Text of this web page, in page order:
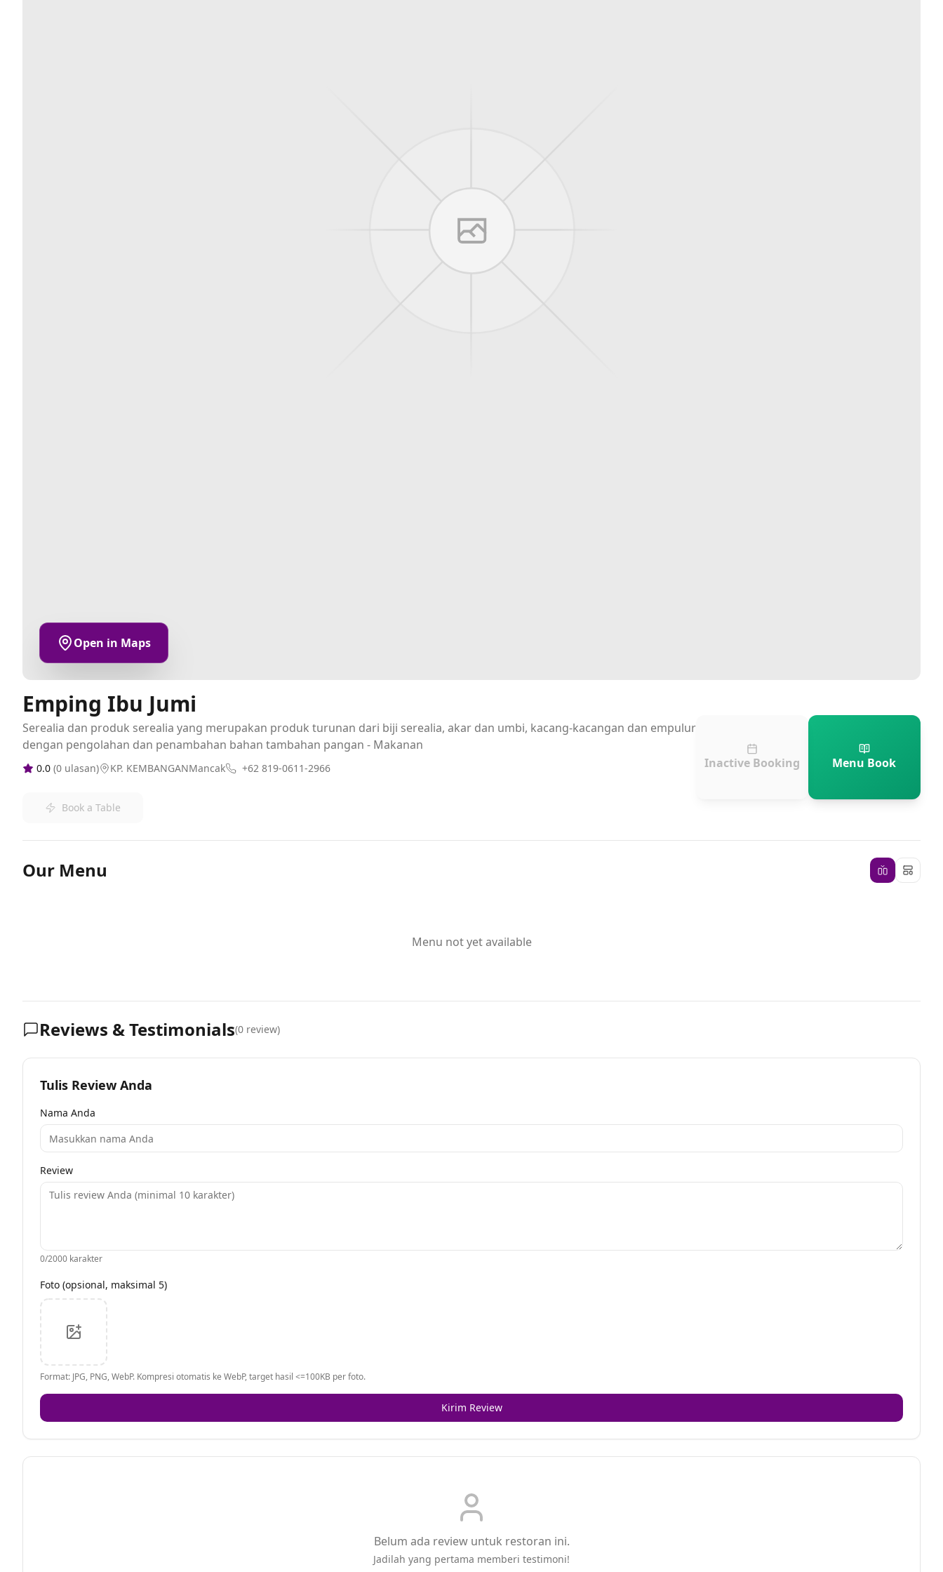
Open in Maps
Emping Ibu Jumi
Serealia dan produk serealia yang merupakan produk turunan dari biji serealia, akar dan umbi, kacang-kacangan dan empulur
dengan pengolahan dan penambahan bahan tambahan pangan - Makanan
0.0 (0 ulasan) KP. KEMBANGANMancak +62 819-0611-2966
Book a Table
Inactive Booking Menu Book
Our Menu
Menu not yet available
Reviews & Testimonials(0 review)
Tulis Review Anda
Nama Anda
Review
0/2000 karakter
Foto (opsional, maksimal 5)
Format: JPG, PNG, WebP. Kompresi otomatis ke WebP, target hasil <=100KB per foto.
Kirim Review
Belum ada review untuk restoran ini.
Jadilah yang pertama memberi testimoni!